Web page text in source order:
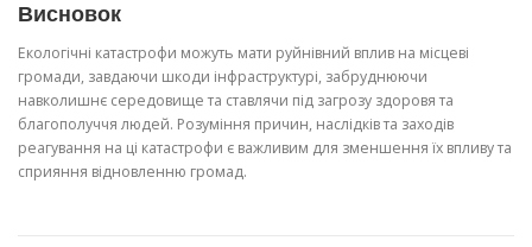
Висновок
Екологічні катастрофи можуть мати руйнівний вплив на місцеві
громади, завдаючи шкоди інфраструктурі, забруднюючи
навколишнє середовище та ставлячи під загрозу здоровя та
благополуччя людей. Розуміння причин, наслідків та заходів
реагування на ці катастрофи є важливим для зменшення їх впливу та
сприяння відновленню громад.